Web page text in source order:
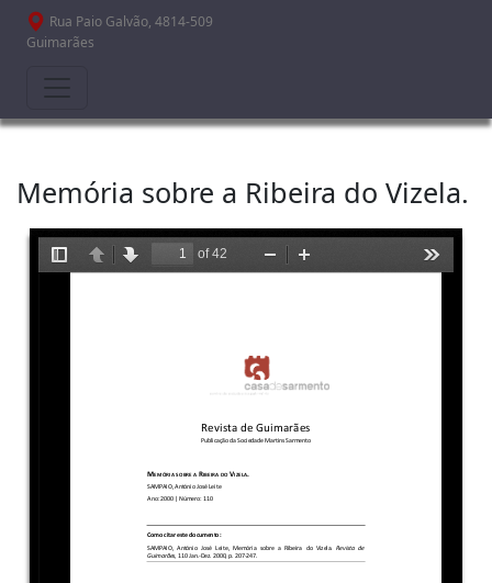
Passar para o conteúdo principal
Rua Paio Galvão, 4814-509
Guimarães
Memória sobre a Ribeira do Vizela.